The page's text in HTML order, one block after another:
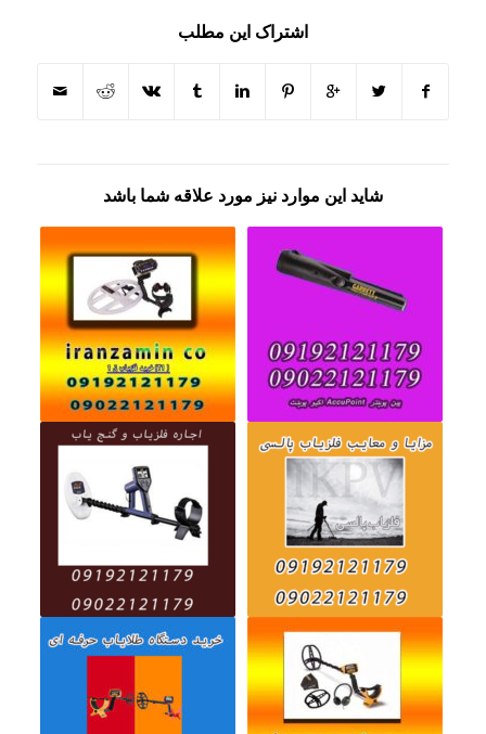
اشتراک این مطلب
شاید این موارد نیز مورد علاقه شما باشد